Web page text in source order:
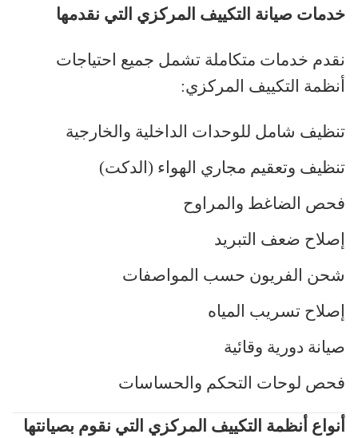
خدمات صيانة التكييف المركزي التي نقدمها
نقدم خدمات متكاملة تشمل جميع احتياجات
أنظمة التكييف المركزي:
تنظيف شامل للوحدات الداخلية والخارجية
تنظيف وتعقيم مجاري الهواء (الدكت)
فحص الضاغط والمراوح
إصلاح ضعف التبريد
شحن الفريون حسب المواصفات
إصلاح تسريب المياه
صيانة دورية وقائية
فحص لوحات التحكم والحساسات
أنواع أنظمة التكييف المركزي التي نقوم بصيانتها